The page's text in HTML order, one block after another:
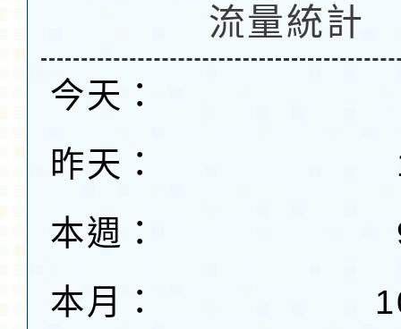
流量統計
今天：
昨天：
本週：
本月：